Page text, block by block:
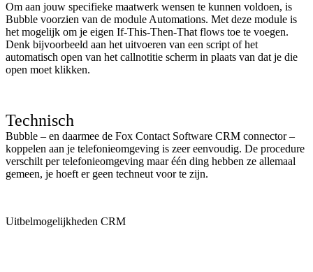
Om aan jouw specifieke maatwerk wensen te kunnen voldoen, is
Bubble voorzien van de module Automations. Met deze module is
het mogelijk om je eigen If-This-Then-That flows toe te voegen.
Denk bijvoorbeeld aan het uitvoeren van een script of het
automatisch open van het callnotitie scherm in plaats van dat je die
open moet klikken.
Technisch
Bubble – en daarmee de Fox Contact Software CRM connector –
koppelen aan je telefonieomgeving is zeer eenvoudig. De procedure
verschilt per telefonieomgeving maar één ding hebben ze allemaal
gemeen, je hoeft er geen techneut voor te zijn.
Uitbelmogelijkheden CRM